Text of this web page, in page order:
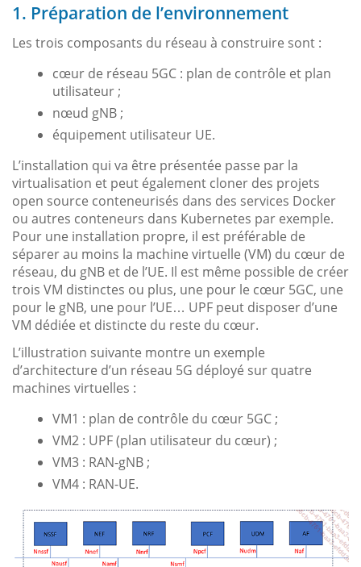
1. Préparation de l’environnement
Les trois composants du réseau à construire sont :
cœur de réseau 5GC : plan de contrôle et plan
utilisateur ;
nœud gNB ;
équipement utilisateur UE.
L’installation qui va être présentée passe par la
virtualisation et peut également cloner des projets
open source conteneurisés dans des services Docker
ou autres conteneurs dans Kubernetes par exemple.
Pour une installation propre, il est préférable de
séparer au moins la machine virtuelle (VM) du cœur de
réseau, du gNB et de l’UE. Il est même possible de créer
trois VM distinctes ou plus, une pour le cœur 5GC, une
pour le gNB, une pour l’UE… UPF peut disposer d’une
VM dédiée et distincte du reste du cœur.
L’illustration suivante montre un exemple
d’architecture d’un réseau 5G déployé sur quatre
machines virtuelles :
VM1 : plan de contrôle du cœur 5GC ;
VM2 : UPF (plan utilisateur du cœur) ;
VM3 : RAN-gNB ;
VM4 : RAN-UE.